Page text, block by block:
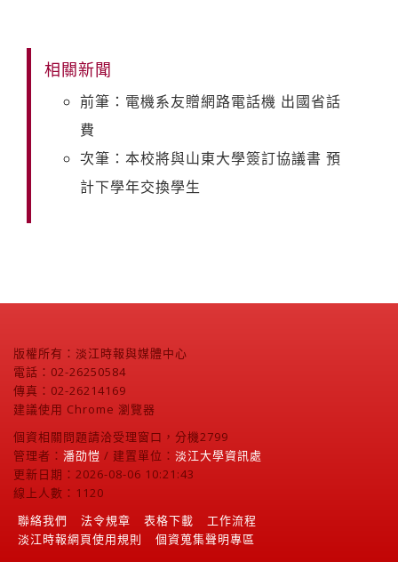
相關新聞
前筆：電機系友贈網路電話機 出國省話
費
次筆：本校將與山東大學簽訂協議書 預
計下學年交換學生
版權所有：淡江時報與媒體中心
電話：02-26250584
傳真：02-26214169
建議使用 Chrome 瀏覽器
個資相關問題請洽受理窗口，分機2799
管理者： 潘劭愷 / 建置單位： 淡江大學資訊處
更新日期：2026-08-06 10:21:43
線上人數：1120
聯絡我們
法令規章 表格下載
工作流程
淡江時報網頁使用規則
個資蒐集聲明專區